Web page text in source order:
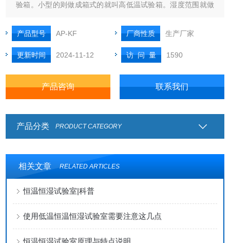
验箱。小型的则做成箱式的就叫高低温试验箱。湿度范围就做
者交变做试验。当然如果此温度范围满足不了的一些顾客还可
以定做更大的温度范围如-70℃～150℃或者更小的温度范围
如-20℃～85℃
产品型号 AP-KF 厂商性质 生产厂家
更新时间 2024-11-12 访 问 量 1590
产品咨询 联系我们
产品分类 PRODUCT CATEGORY
相关文章 RELATED ARTICLES
恒温恒湿试验室|科普
使用低温恒温恒湿试验室需要注意这几点
恒温恒湿试验室原理与特点说明